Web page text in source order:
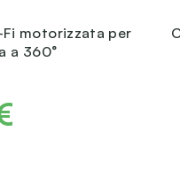
Fi motorizzata per
a 360°